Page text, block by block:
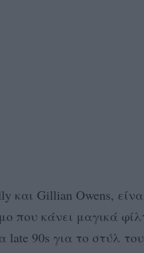
και Gillian Owens,
που κάνει μαγικά
90s για το στύλ